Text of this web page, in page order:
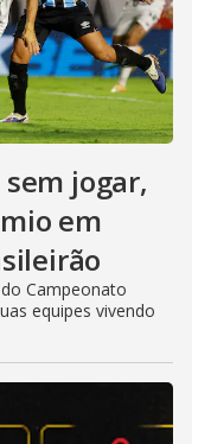
jogar,
em
Campeonato
equipes vivendo